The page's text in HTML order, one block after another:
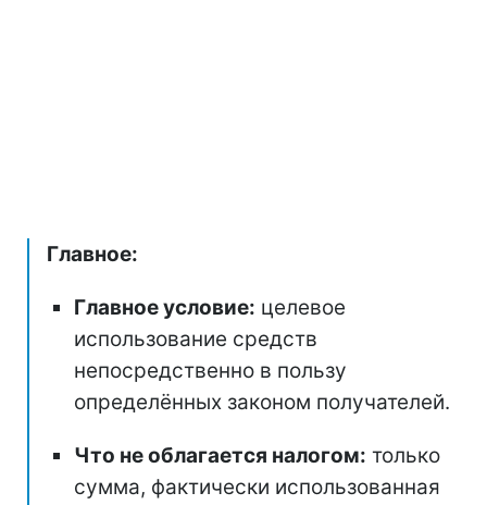
Главное:
Главное условие: целевое
использование средств
непосредственно в пользу
определённых законом получателей.
Что не облагается налогом: только
сумма, фактически использованная